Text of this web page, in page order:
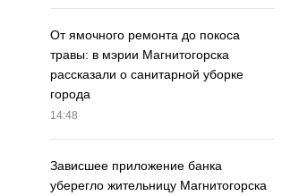
От ямочного ремонта до покоса
травы: в мэрии Магнитогорска
рассказали о санитарной уборке
города
14:48
Зависшее приложение банка
уберегло жительницу Магнитогорска